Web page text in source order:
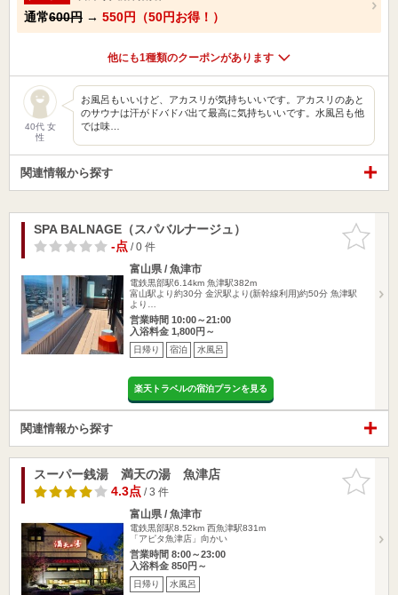
通常600円 → 550円（50円お得！）
他にも1種類のクーポンがあります
40代 女
性
お風呂もいいけど、アカスリが気持ちいいです。アカスリのあと
のサウナは汗がドバドバ出て最高に気持ちいいです。水風呂も他
では味…
関連情報から探す
お気に入
りに追加
SPA BALNAGE（スパバルナージュ）
-点/ 0 件
富山県 / 魚津市
電鉄黒部駅6.14km 魚津駅382m
富山駅より約30分 金沢駅より(新幹線利用)約50分 魚津駅
より…
営業時間 10:00～21:00
入浴料金 1,800円～
日帰り 宿泊 水風呂
楽天トラベルの宿泊プランを見る
関連情報から探す
お気に入
りに追加
スーパー銭湯 満天の湯 魚津店
4.3点/ 3 件
富山県 / 魚津市
電鉄黒部駅8.52km 西魚津駅831m
「アピタ魚津店」向かい
営業時間 8:00～23:00
入浴料金 850円～
日帰り 水風呂